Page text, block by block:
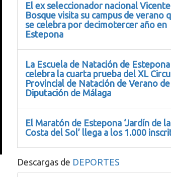
El ex seleccionador nacional
Bosque visita su campus de verano
se celebra por decimotercer año en
Estepona
La Escuela de Natación de Estepona
celebra la cuarta prueba del XL
Provincial de Natación de Verano
Diputación de Málaga
El Maratón de Estepona ‘Jardín de la
Costa del Sol’ llega a los 1.000
Descargas de DEPORTES